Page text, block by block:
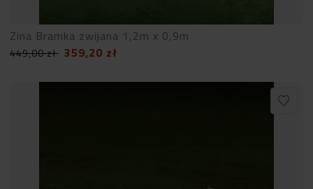
Zina Bramka zwijana 1,2m x 0,9m
449,00zł 359,20 zł